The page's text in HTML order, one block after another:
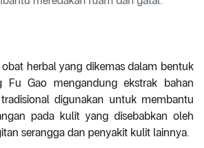
herbal yang dikemas dalam bentuk
Fu Gao mengandung ekstrak bahan
digunakan untuk membantu
pada kulit yang disebabkan oleh
serangga dan penyakit kulit lainnya.